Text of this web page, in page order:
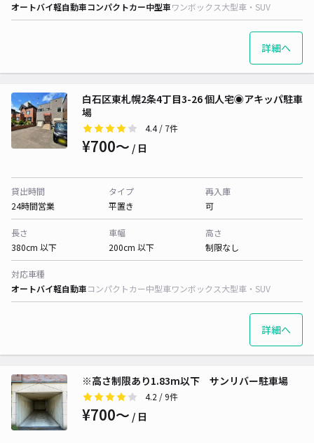
オートバイ軽自動車コンパクトカー中型車ワンボックス大型車・SUV
詳細へ
白石区東札幌2条4丁目3-26 個人宅◉アキッパ駐車
場
4.4/ 7件
¥700〜 / 日
貸出時間
24時間営業
タイプ
平置き
再入庫
可
長さ
380cm 以下
車幅
200cm 以下
高さ
制限なし
対応車種
オートバイ軽自動車コンパクトカー中型車ワンボックス大型車・SUV
詳細へ
※高さ制限あり1.83m以下 サンリバー駐車場
4.2 / 9件
¥700〜 / 日